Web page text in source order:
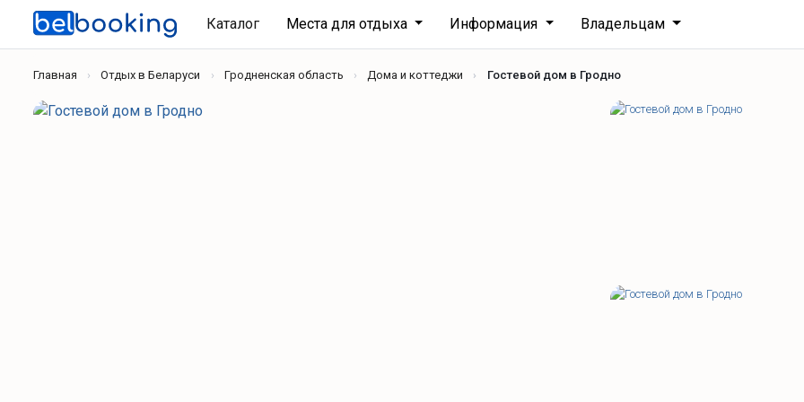
Каталог Места для отдыха Информация Владельцам
Главная Отдых в Беларуси Гродненская область Дома и коттеджи Гостевой дом в Гродно